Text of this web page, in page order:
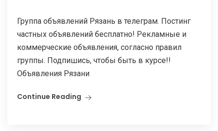
Группа объявлений Рязань в телеграм. Постинг
частных объявлений бесплатно! Рекламные и
коммерческие объявления, согласно правил
группы. Подпишись, чтобы быть в курсе!!
Объявления Рязани
Continue Reading